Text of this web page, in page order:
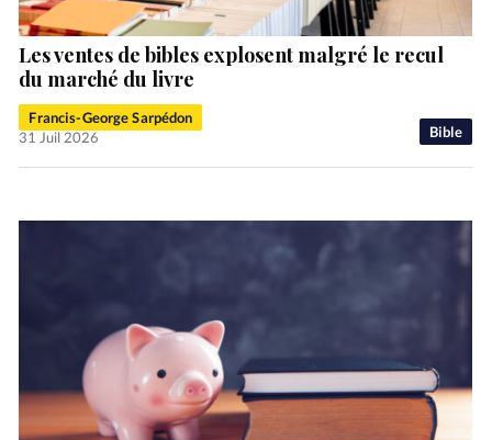
Bible
Les ventes de bibles explosent malgré le recul
du marché du livre
Francis-George Sarpédon
31 Juil 2026